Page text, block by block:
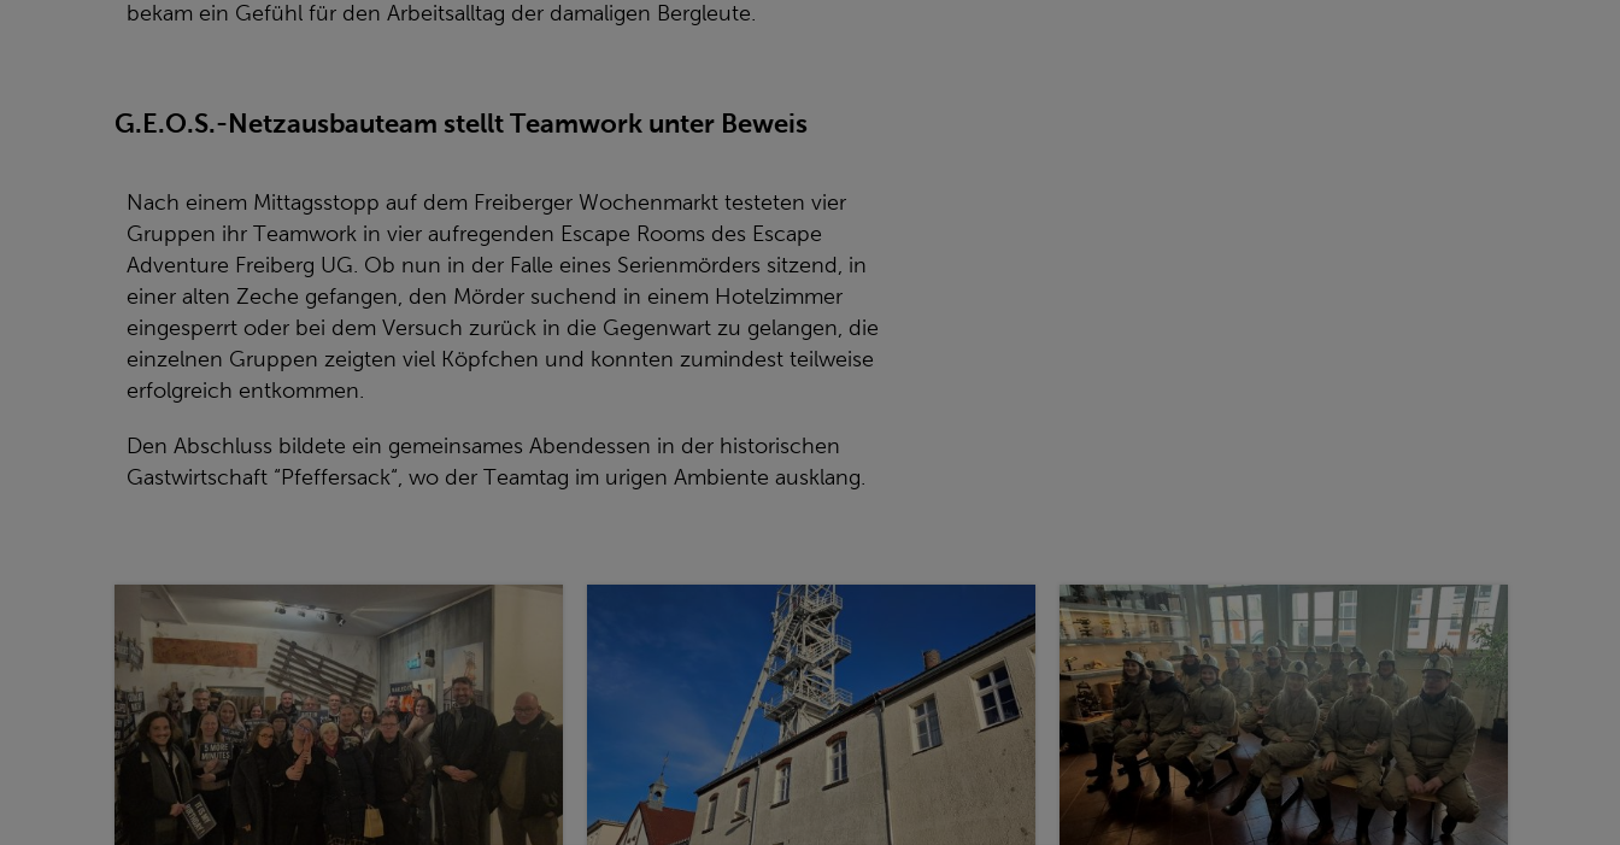
bekam ein Gefühl für den Arbeitsalltag der damaligen Bergleute.
G.E.O.S.-Netzausbauteam stellt Teamwork unter Beweis
Nach einem Mittagsstopp auf dem Freiberger Wochenmarkt testeten vier
Gruppen ihr Teamwork in vier aufregenden Escape Rooms des Escape
Adventure Freiberg UG. Ob nun in der Falle eines Serienmörders sitzend, in
einer alten Zeche gefangen, den Mörder suchend in einem Hotelzimmer
eingesperrt oder bei dem Versuch zurück in die Gegenwart zu gelangen, die
einzelnen Gruppen zeigten viel Köpfchen und konnten zumindest teilweise
erfolgreich entkommen.
Den Abschluss bildete ein gemeinsames Abendessen in der historischen
Gastwirtschaft “Pfeffersack“, wo der Teamtag im urigen Ambiente ausklang.